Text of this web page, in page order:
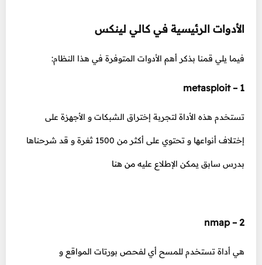
الأدوات الرئيسية في كالي لينكس
فيما يلي قمنا بذكر أهم الأدوات المتوفرة في هذا النظام:
1 – metasploit
تستخدم هذه الأداة لتجربة إختراق الشبكات و الأجهزة على
إختلاف أنواعها و تحتوي على أكثر من 1500 ثغرة و قد شرحناها
بدرس سابق يمكن الإطلاع عليه من هنا
2 – nmap
هي أداة تستخدم للمسح أي لفحص بورتات المواقع و